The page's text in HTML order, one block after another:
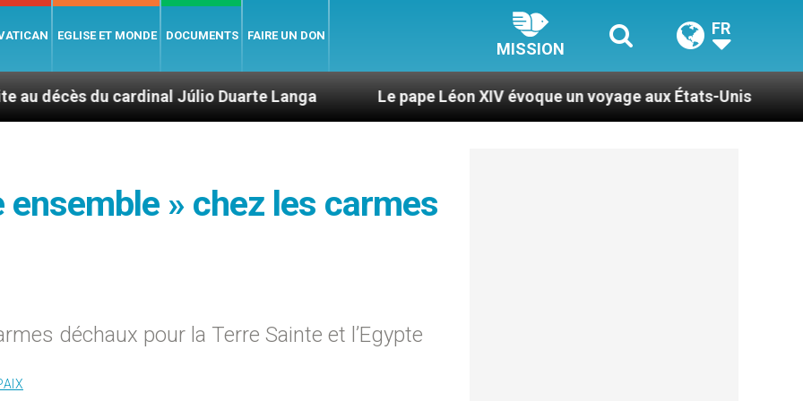
EGLISE ET MONDE DOCUMENTS FAIRE UN DON
MISSION
FR
cardinal Júlio Duarte Langa Le pape Léon XIV évoque un voyage aux États-Unis Le pape
ensemble » chez les carmes
déchaux pour la Terre Sainte et l’Egypte